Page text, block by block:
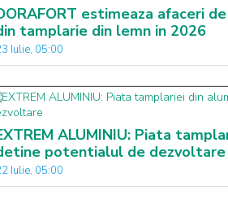
estimeaza afaceri
tamplarie din lemn in 2026
Iulie, 05:00
ALUMINIU: Piata
potentialul de dezvoltare
Iulie, 05:00